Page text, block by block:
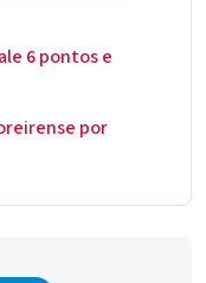
6 pontos e
por